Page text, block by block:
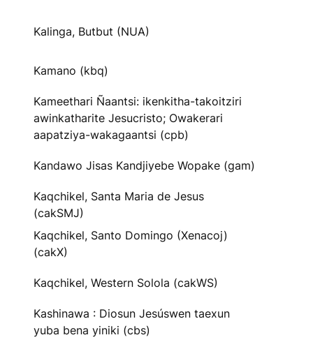
Kalinga, Butbut (NUA)
Kamano (kbq)
Kameethari Ñaantsi: ikenkitha-takoitziri
awinkatharite Jesucristo; Owakerari
aapatziya-wakagaantsi (cpb)
Kandawo Jisas Kandjiyebe Wopake (gam)
Kaqchikel, Santa Maria de Jesus
(cakSMJ)
Kaqchikel, Santo Domingo (Xenacoj)
(cakX)
Kaqchikel, Western Solola (cakWS)
Kashinawa : Diosun Jesúswen taexun
yuba bena yiniki (cbs)